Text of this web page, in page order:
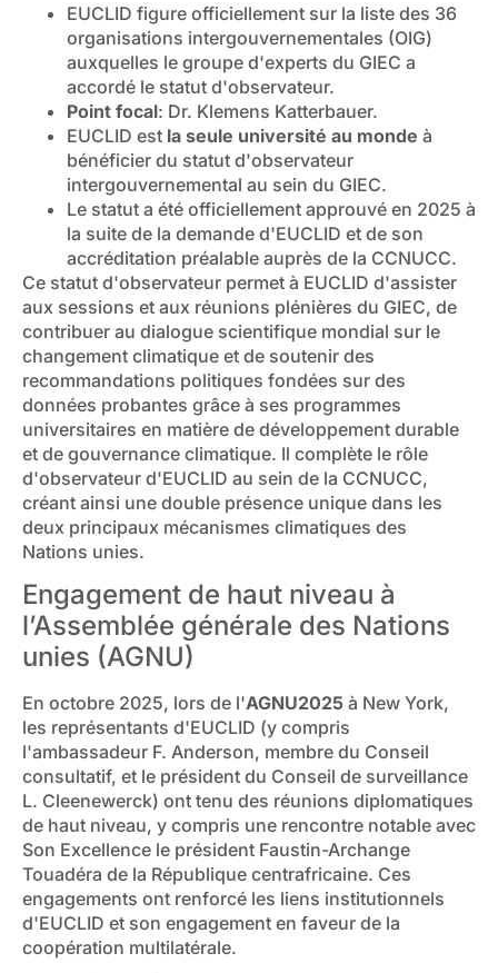
EUCLID figure officiellement sur la liste des 36
organisations intergouvernementales (OIG)
auxquelles le groupe d'experts du GIEC a
accordé le statut d'observateur.
Point focal: Dr. Klemens Katterbauer.
EUCLID est la seule université au monde à
bénéficier du statut d'observateur
intergouvernemental au sein du GIEC.
Le statut a été officiellement approuvé en 2025 à
la suite de la demande d'EUCLID et de son
accréditation préalable auprès de la CCNUCC.
Ce statut d'observateur permet à EUCLID d'assister
aux sessions et aux réunions plénières du GIEC, de
contribuer au dialogue scientifique mondial sur le
changement climatique et de soutenir des
recommandations politiques fondées sur des
données probantes grâce à ses programmes
universitaires en matière de développement durable
et de gouvernance climatique. Il complète le rôle
d'observateur d'EUCLID au sein de la CCNUCC,
créant ainsi une double présence unique dans les
deux principaux mécanismes climatiques des
Nations unies.
Engagement de haut niveau à
l’Assemblée générale des Nations
unies (AGNU)
En octobre 2025, lors de l'AGNU2025 à New York,
les représentants d'EUCLID (y compris
l'ambassadeur F. Anderson, membre du Conseil
consultatif, et le président du Conseil de surveillance
L. Cleenewerck) ont tenu des réunions diplomatiques
de haut niveau, y compris une rencontre notable avec
Son Excellence le président Faustin-Archange
Touadéra de la République centrafricaine. Ces
engagements ont renforcé les liens institutionnels
d'EUCLID et son engagement en faveur de la
coopération multilatérale.